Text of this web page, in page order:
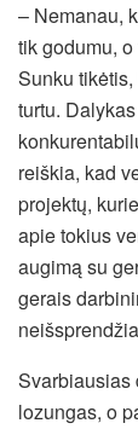
– Nemanau,
tik godumu,
Sunku
turtu.
reiškia, kad
projektų,
apie tokius
augimą su
gerais
Svarbiausias
lozungas, o